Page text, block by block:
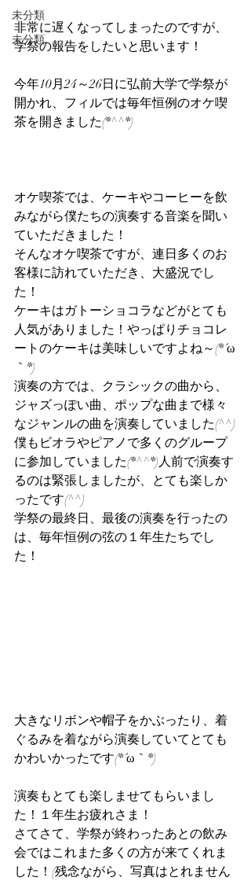
未分類
未分類
非常に遅くなってしまったのですが、
学祭の報告をしたいと思います！
今年10月24～26日に弘前大学で学祭が
開かれ、フィルでは毎年恒例のオケ喫
茶を開きました(*^^*)
オケ喫茶では、ケーキやコーヒーを飲
みながら僕たちの演奏する音楽を聞い
ていただきました！
そんなオケ喫茶ですが、連日多くのお
客様に訪れていただき、大盛況でし
た！
ケーキはガトーショコラなどがとても
人気がありました！やっぱりチョコレ
ートのケーキは美味しいですよね～(*´ω
｀*)
演奏の方では、クラシックの曲から、
ジャズっぽい曲、ポップな曲まで様々
なジャンルの曲を演奏していました(^^)
僕もビオラやピアノで多くのグループ
に参加していました(*^^*)人前で演奏す
るのは緊張しましたが、とても楽しか
ったです(^^)
学祭の最終日、最後の演奏を行ったの
は、毎年恒例の弦の１年生たちでし
た！
大きなリボンや帽子をかぶったり、着
ぐるみを着ながら演奏していてとても
かわいかったです(*´ω｀*)
演奏もとても楽しませてもらいまし
た！１年生お疲れさま！
さてさて、学祭が終わったあとの飲み
会ではこれまた多くの方が来てくれま
した！(残念ながら、写真はとれません